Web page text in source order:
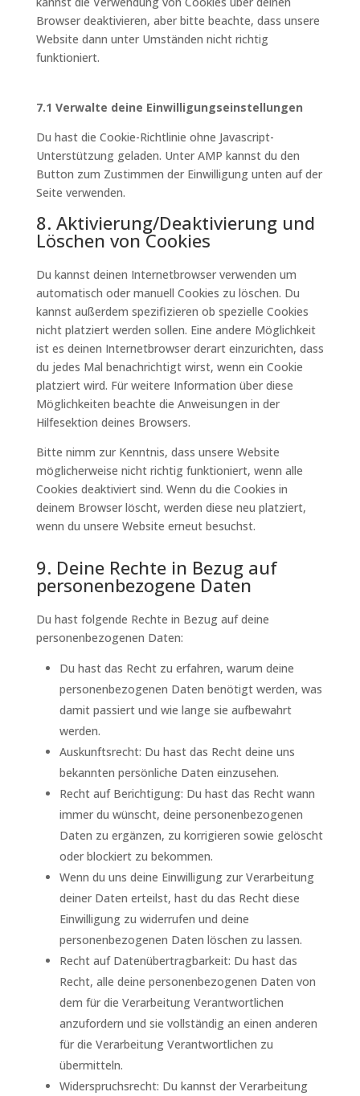
Browser deaktivieren, aber bitte beachte, dass unsere
Website dann unter Umständen nicht richtig
funktioniert.
7.1 Verwalte deine Einwilligungseinstellungen
Du hast die Cookie-Richtlinie ohne Javascript-
Unterstützung geladen. Unter AMP kannst du den
Button zum Zustimmen der Einwilligung unten auf der
Seite verwenden.
8. Aktivierung/Deaktivierung und
Löschen von Cookies
Du kannst deinen Internetbrowser verwenden um
automatisch oder manuell Cookies zu löschen. Du
kannst außerdem spezifizieren ob spezielle Cookies
nicht platziert werden sollen. Eine andere Möglichkeit
ist es deinen Internetbrowser derart einzurichten, dass
du jedes Mal benachrichtigt wirst, wenn ein Cookie
platziert wird. Für weitere Information über diese
Möglichkeiten beachte die Anweisungen in der
Hilfesektion deines Browsers.
Bitte nimm zur Kenntnis, dass unsere Website
möglicherweise nicht richtig funktioniert, wenn alle
Cookies deaktiviert sind. Wenn du die Cookies in
deinem Browser löscht, werden diese neu platziert,
wenn du unsere Website erneut besuchst.
9. Deine Rechte in Bezug auf
personenbezogene Daten
Du hast folgende Rechte in Bezug auf deine
personenbezogenen Daten:
Du hast das Recht zu erfahren, warum deine
personenbezogenen Daten benötigt werden, was
damit passiert und wie lange sie aufbewahrt
werden.
Auskunftsrecht: Du hast das Recht deine uns
bekannten persönliche Daten einzusehen.
Recht auf Berichtigung: Du hast das Recht wann
immer du wünscht, deine personenbezogenen
Daten zu ergänzen, zu korrigieren sowie gelöscht
oder blockiert zu bekommen.
Wenn du uns deine Einwilligung zur Verarbeitung
deiner Daten erteilst, hast du das Recht diese
Einwilligung zu widerrufen und deine
personenbezogenen Daten löschen zu lassen.
Recht auf Datenübertragbarkeit: Du hast das
Recht, alle deine personenbezogenen Daten von
dem für die Verarbeitung Verantwortlichen
anzufordern und sie vollständig an einen anderen
für die Verarbeitung Verantwortlichen zu
übermitteln.
Widerspruchsrecht: Du kannst der Verarbeitung